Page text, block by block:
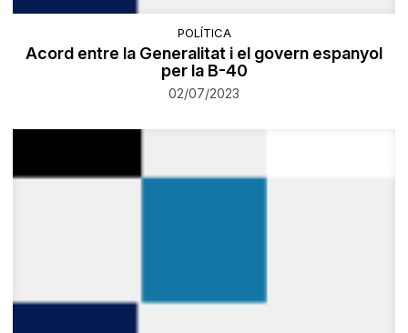
POLÍTICA
Acord entre la Generalitat i el govern espanyol
per la B-40
02/07/2023